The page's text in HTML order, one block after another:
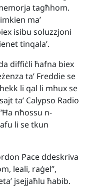
tagħhom.
ma’
isibu soluzzjoni
tinqala’.
diffiċli ħafna biex
ta’ Freddie se
li qal li mhux se
ta’ Calypso Radio
nħossu n-
li se tkun
Pace ddeskriva
leali, raġel”,
jsejjaħlu ħabib.